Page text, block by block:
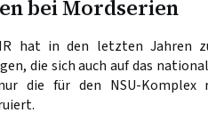
bei Mordserien
hat in den letzten Jahren
die sich auch auf das
die für den NSU-Komplex